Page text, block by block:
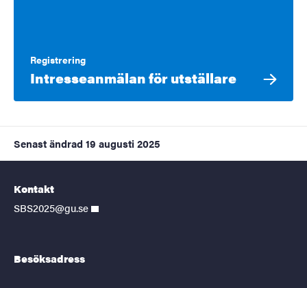
Registrering
Intresseanmälan för utställare
Senast ändrad 19 augusti 2025
Kontakt
SBS2025@gu.se
Besöksadress